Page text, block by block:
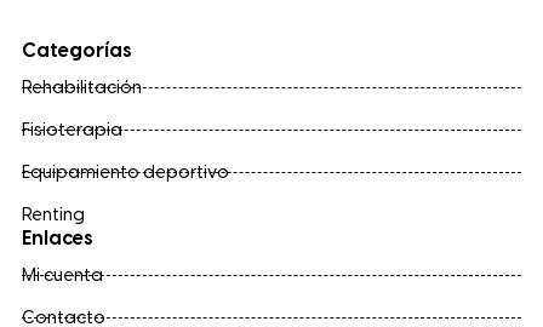
Categorías
Rehabilitación
Fisioterapia
Equipamiento deportivo
Renting
Enlaces
Mi cuenta
Contacto